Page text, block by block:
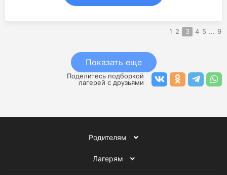
1 2 3 4 5 ... 9
Показать еще
Поделитесь подборкой
лагерей с друзьями
Родителям
Лагерям